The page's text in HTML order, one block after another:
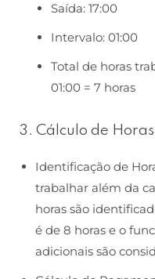
Saída: 17:00
Intervalo: 01:00
Total de horas
01:00 = 7 horas
3. Cálculo de
Identificação de
trabalhar além da
horas são
é de 8 horas e o
adicionais são